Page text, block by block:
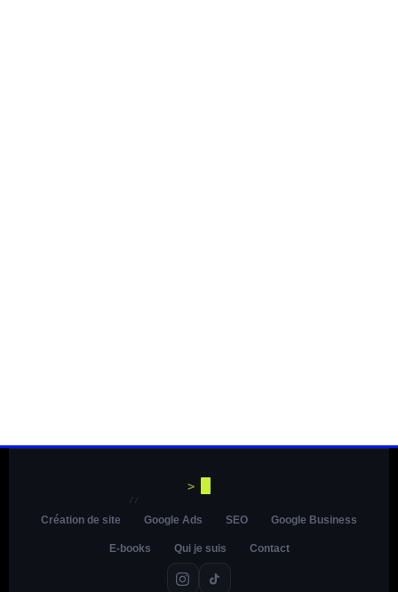
>
//
Création de site Google Ads SEO Google Business
E-books Qui je suis Contact